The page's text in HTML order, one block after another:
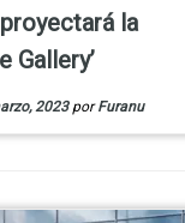
la
Gallery’
2023 porFuranu